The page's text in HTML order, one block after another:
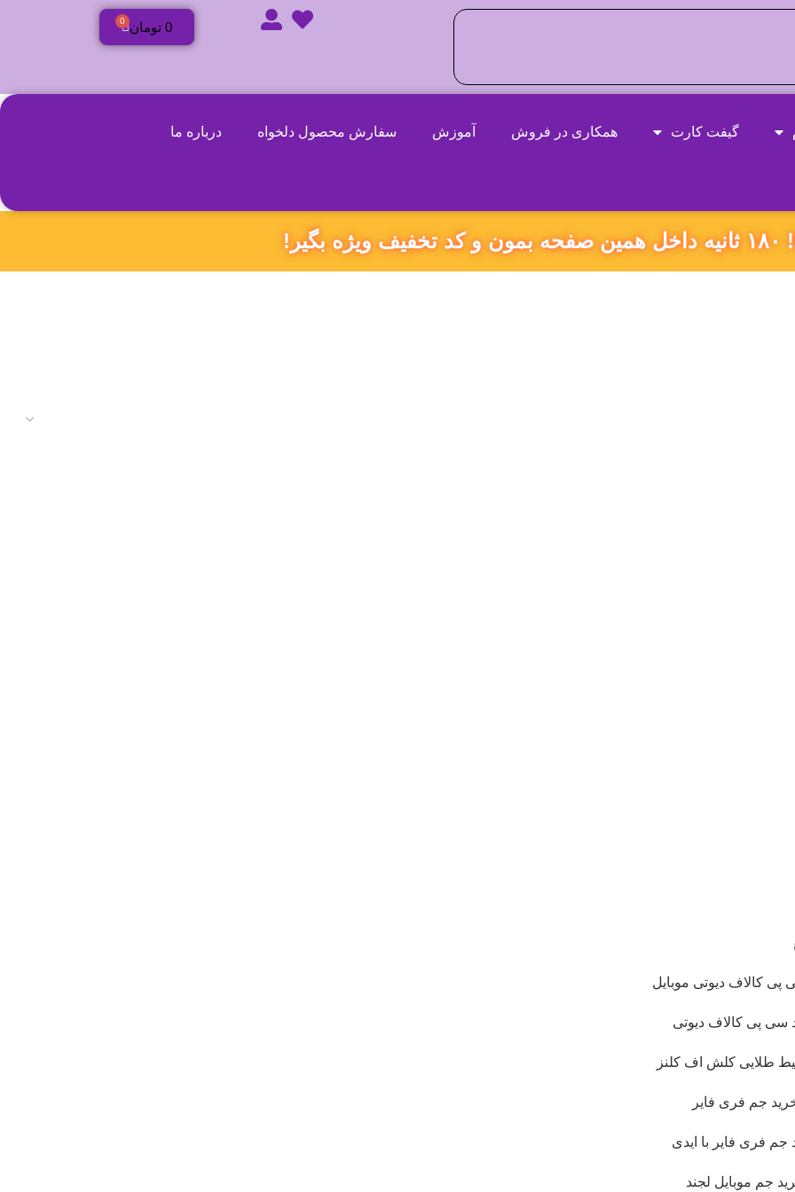
0 تومان 0
گیفت کارت همکاری در فروش آموزش سفارش محصول دلخواه درباره ما
پی کالاف دیوتی موبایل
سی پی کالاف دیوتی
طلایی کلش اف کلنز
جم فری فایر
جم فری فایر با ایدی
جم موبایل لجند